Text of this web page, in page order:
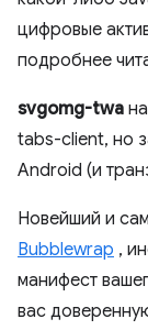
цифровые
подробнее
svgomg-twa
tabs-client, но
Android (и
Новейший и
Bubblewrap ,
манифест
вас